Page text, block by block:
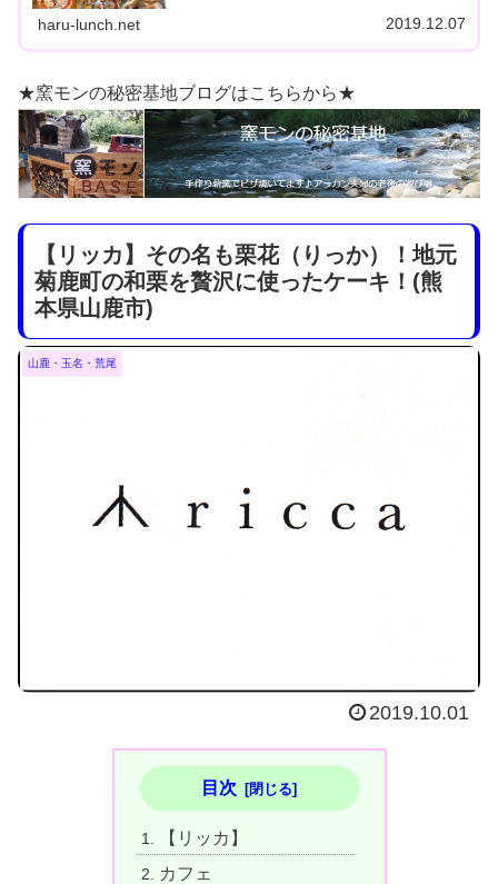
haru-lunch.net 2019.12.07
★窯モンの秘密基地ブログはこちらから★
【リッカ】その名も栗花（りっか）！地元
菊鹿町の和栗を贅沢に使ったケーキ！(熊
本県山鹿市)
山鹿・玉名・荒尾
2019.10.01
目次
【リッカ】
カフェ